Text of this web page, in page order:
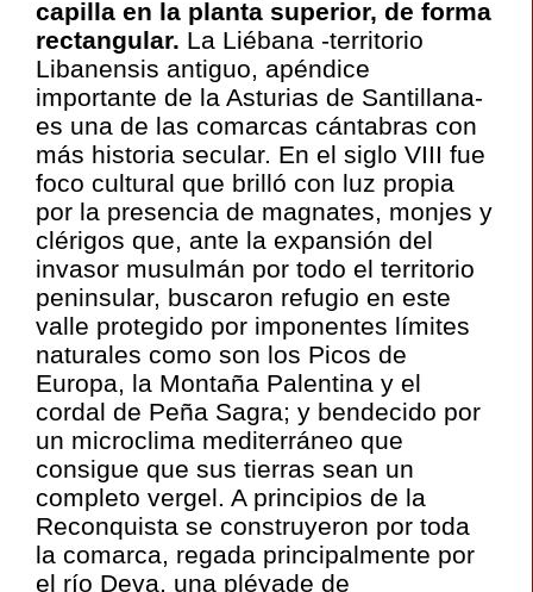
capilla en la planta superior, de forma
rectangular. La Liébana -territorio
Libanensis antiguo, apéndice
importante de la Asturias de Santillana-
es una de las comarcas cántabras con
más historia secular. En el siglo VIII fue
foco cultural que brilló con luz propia
por la presencia de magnates, monjes y
clérigos que, ante la expansión del
invasor musulmán por todo el territorio
peninsular, buscaron refugio en este
valle protegido por imponentes límites
naturales como son los Picos de
Europa, la Montaña Palentina y el
cordal de Peña Sagra; y bendecido por
un microclima mediterráneo que
consigue que sus tierras sean un
completo vergel. A principios de la
Reconquista se construyeron por toda
la comarca, regada principalmente por
el río Deva, una pléyade de